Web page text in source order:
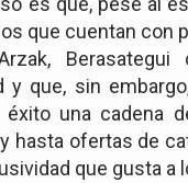
que cuentan con
y que, sin
una cadena
hasta ofertas de
que gusta a